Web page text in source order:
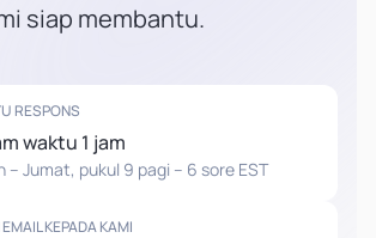
siap membantu.
RESPONS
waktu 1 jam
– Jumat, pukul 9 pagi – 6 sore EST
KEPADA KAMI